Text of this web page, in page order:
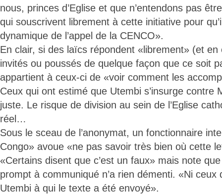
nous, princes d’Eglise et que n’entendons pas
qui souscrivent librement à cette initiative pour
dynamique de l’appel de la CENCO».
En clair, si des laïcs répondent «librement» (et en
invités ou poussés de quelque façon que ce soit
appartient à ceux-ci de «voir comment les
Ceux qui ont estimé que Utembi s’insurge contre
juste. Le risque de division au sein de l’Eglise
réel…
Sous le sceau de l’anonymat, un fonctionnaire
Congo» avoue «ne pas savoir très bien où cette
«Certains disent que c’est un faux» mais note
prompt à communiqué n’a rien démenti. «Ni ceux
Utembi à qui le texte a été envoyé».